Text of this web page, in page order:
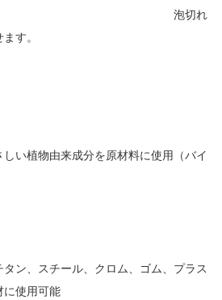
泡切れ
す。
い植物由来成分を原材料に使用（バイ
ン、スチール、クロム、ゴム、プラス
に使用可能